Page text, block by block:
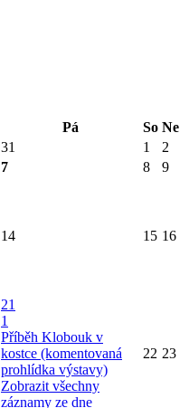
Pá So Ne
31 1
2
7 8 9
14 15 16
21
1
Příběh Klobouk v
kostce (komentovaná
prohlídka výstavy)
Zobrazit všechny
záznamy ze dne
22 23